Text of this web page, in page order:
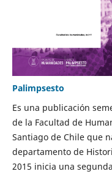
Palimpsesto
Es una publicación
de la Facultad de
Santiago de Chile que
departamento de
2015 inicia una